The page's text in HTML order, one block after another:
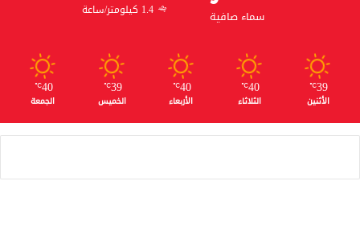
سماء صافية
1.4 كيلومتر/ساعة
39
℃
الأثنين
40
℃
الثلاثاء
40
℃
الأربعاء
39
℃
الخميس
40
℃
الجمعة